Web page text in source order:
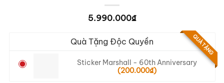
5.990.000₫
QUÀ TẶNG
Quà Tặng Độc Quyền
Sticker Marshall - 60th Anniversary
(200.000₫)